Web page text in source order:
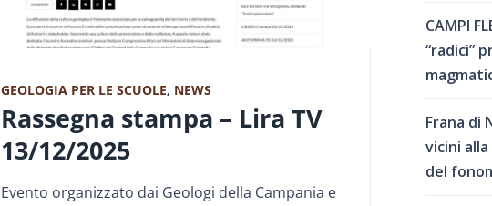
GEOLOGIA PER LE SCUOLE, NEWS
Rassegna stampa – Lira TV
13/12/2025
Evento organizzato dai Geologi della Campania e
CAMPI
“radici”
Frana di
vicini
del